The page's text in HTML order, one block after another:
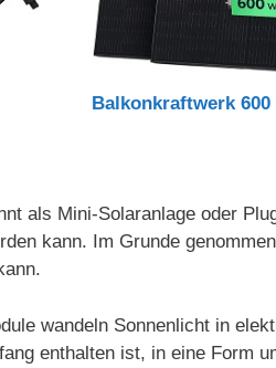
Balkonkraftwerk
als Mini-Solaranlage oder
kann. Im Grunde
wandeln Sonnenlicht in
enthalten ist, in eine Form